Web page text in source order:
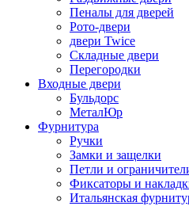
Пеналы для дверей
Рото-двери
двери Twice
Складные двери
Перегородки
Входные двери
Бульдорс
МеталЮр
Фурнитура
Ручки
Замки и защелки
Петли и
Фиксаторы и
Итальянская